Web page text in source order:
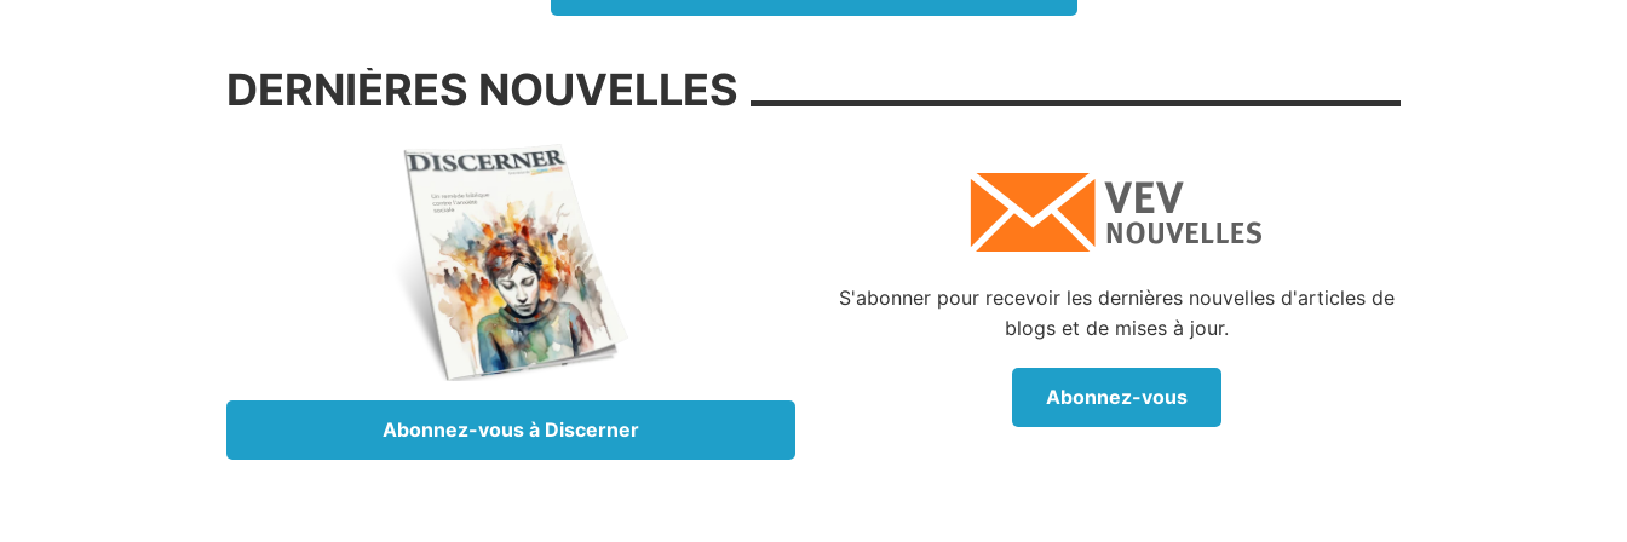
de l’incident avec Bethsabée.
« Et il arriva, au temps du soir, que David se leva de sa couche, et il se
promena sur le toit de la maison du roi, et il vit de dessus le toit une
Samuel 11:2, Bible de Lausanne). David fait ensuite venir Bethsabée,
commet un adultère avec elle et engendre un enfant. Afin de couvrir
ses péchés, il envoya Urie, le mari de Bethsabée, au combat avec pour
instruction aux autres troupes de se retirer lorsque la bataille
atteindrait son apogée. Les ordres de David constituaient
essentiellement une condamnation à mort pour Urie. David prit alors
Bethsabée pour épouse.
Quelle a été la réaction de Dieu à ce que David avait fait ? « Ainsi
parle l’Éternel : Voici, je vais faire sortir de ta maison le malheur
contre toi, et je vais prendre sous tes yeux tes propres femmes pour
DERNIÈRES NOUVELLES
Abonnez-vous à Discerner
S'abonner pour recevoir les dernières nouvelles d'articles de
blogs et de mises à jour.
Abonnez-vous